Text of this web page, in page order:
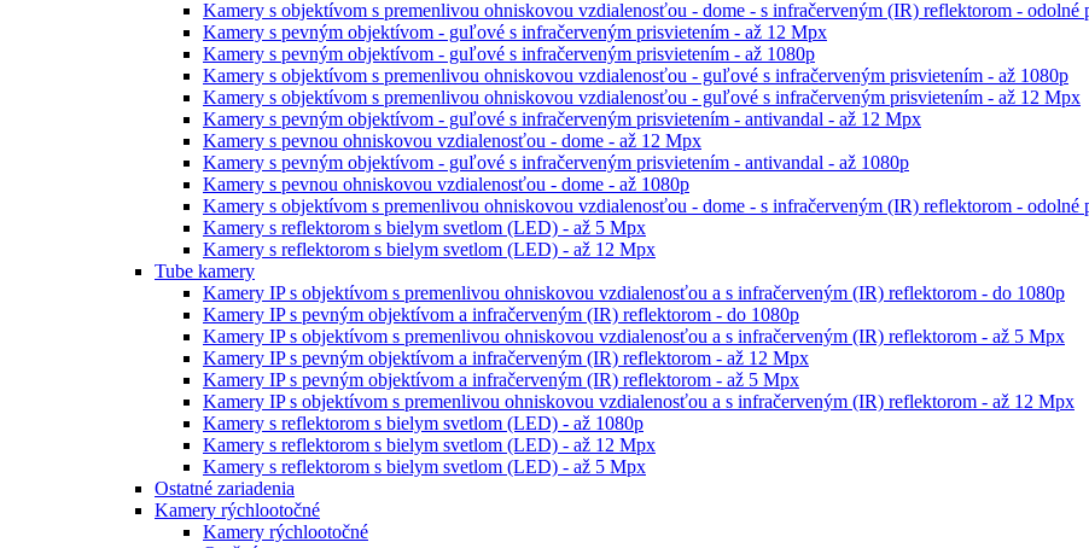
Kamery s objektívom s premenlivou ohniskovou vzdialenosťou - dome - s infračerveným (IR) reflektorom - odolné
Kamery s pevným objektívom - guľové s infračerveným prisvietením - až 12 Mpx
Kamery s pevným objektívom - guľové s infračerveným prisvietením - až 1080p
Kamery s objektívom s premenlivou ohniskovou vzdialenosťou - guľové s infračerveným prisvietením - až 1080p
Kamery s objektívom s premenlivou ohniskovou vzdialenosťou - guľové s infračerveným prisvietením - až 12 Mpx
Kamery s pevným objektívom - guľové s infračerveným prisvietením - antivandal - až 12 Mpx
Kamery s pevnou ohniskovou vzdialenosťou - dome - až 12 Mpx
Kamery s pevným objektívom - guľové s infračerveným prisvietením - antivandal - až 1080p
Kamery s pevnou ohniskovou vzdialenosťou - dome - až 1080p
Kamery s objektívom s premenlivou ohniskovou vzdialenosťou - dome - s infračerveným (IR) reflektorom - odolné
Kamery s reflektorom s bielym svetlom (LED) - až 5 Mpx
Kamery s reflektorom s bielym svetlom (LED) - až 12 Mpx
Tube kamery
Kamery IP s objektívom s premenlivou ohniskovou vzdialenosťou a s infračerveným (IR) reflektorom - do 1080p
Kamery IP s pevným objektívom a infračerveným (IR) reflektorom - do 1080p
Kamery IP s objektívom s premenlivou ohniskovou vzdialenosťou a s infračerveným (IR) reflektorom - až 5 Mpx
Kamery IP s pevným objektívom a infračerveným (IR) reflektorom - až 12 Mpx
Kamery IP s pevným objektívom a infračerveným (IR) reflektorom - až 5 Mpx
Kamery IP s objektívom s premenlivou ohniskovou vzdialenosťou a s infračerveným (IR) reflektorom - až 12 Mpx
Kamery s reflektorom s bielym svetlom (LED) - až 1080p
Kamery s reflektorom s bielym svetlom (LED) - až 12 Mpx
Kamery s reflektorom s bielym svetlom (LED) - až 5 Mpx
Ostatné zariadenia
Kamery rýchlootočné
Kamery rýchlootočné